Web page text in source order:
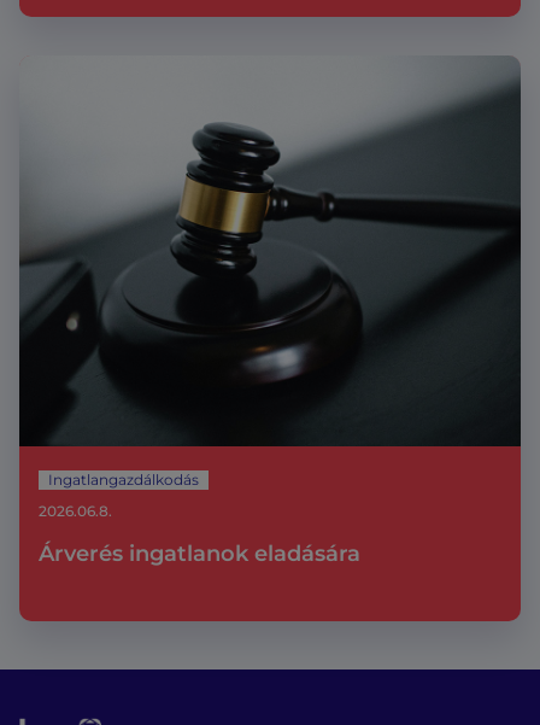
Ingatlangazdálkodás
Árverés ingatlanok eladására
2026.06.8.